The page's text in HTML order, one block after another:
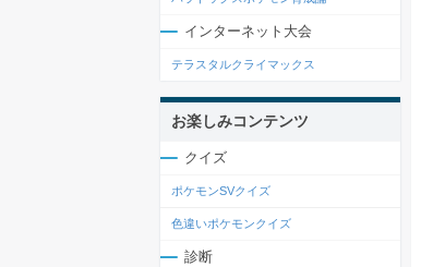
インターネット大会
テラスタルクライマックス
お楽しみコンテンツ
クイズ
ポケモンSVクイズ
色違いポケモンクイズ
診断